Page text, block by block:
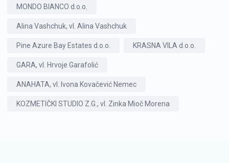
MONDO BIANCO d.o.o.
Alina Vashchuk, vl. Alina Vashchuk
Pine Azure Bay Estates d.o.o. KRASNA VILA d.o.o.
GARA, vl. Hrvoje Garafolić
ANAHATA, vl. Ivona Kovačević Nemec
KOZMETIČKI STUDIO Z.G., vl. Zinka Mioč Morena